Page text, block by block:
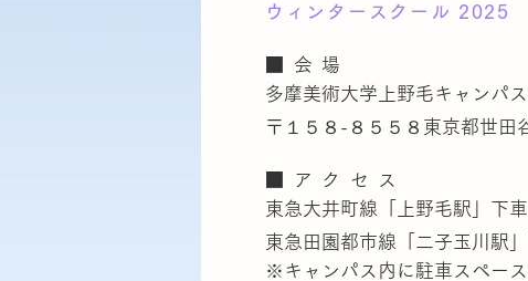
​ウィンタースクール 2025
■会場
多摩美術大学上野毛キャンパス
〒１５８-８５５８東京都世田
■アクセス
東急大井町線「上野毛駅」下
東急田園都市線「二子玉川駅
※キャンパス内に駐車スペー